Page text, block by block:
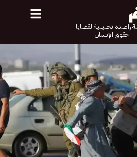
راصدة تحليلية لقضايا
حقوق الإنسان